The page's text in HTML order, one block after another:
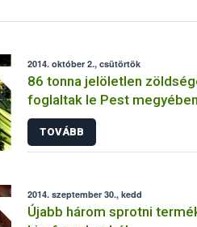
polcain egyre nagyobb
jelzi, hogy hazánkban az egy főre
közel 12 kilogramm.
2014. október 2., csütörtök
86 tonna jelöletlen
foglaltak le Pest megyében
TOVÁBB
2014. szeptember 30., kedd
Újabb három sprotni